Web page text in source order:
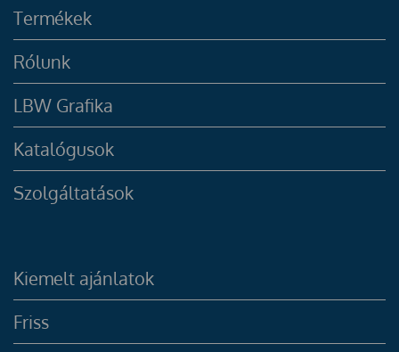
Termékek
Rólunk
LBW Grafika
Katalógusok
Szolgáltatások
Kiemelt ajánlatok
Friss